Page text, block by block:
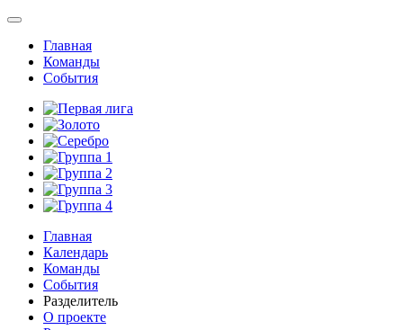
Главная
Команды
События
Главная
Календарь
Команды
События
Разделитель
О проекте